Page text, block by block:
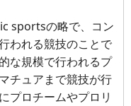
sportsの略で、コン
われる競技のことで
な規模で行われるプ
チュアまで競技が行
プロチームやプロリ